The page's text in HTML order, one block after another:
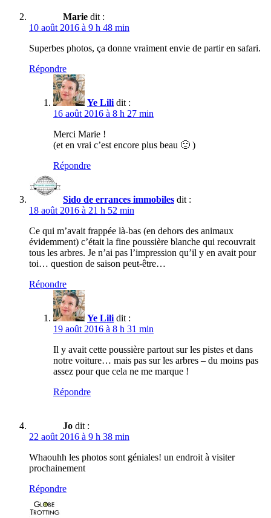
Marie dit :
10 août 2016 à 9 h 48 min
Superbes photos, ça donne vraiment envie de partir en safari.
Répondre
Ye Lili dit :
16 août 2016 à 8 h 27 min
Merci Marie !
(et en vrai c’est encore plus beau 🙂 )
Répondre
Sido de errances immobiles dit :
18 août 2016 à 21 h 52 min
Ce qui m’avait frappée là-bas (en dehors des animaux
évidemment) c’était la fine poussière blanche qui recouvrait
tous les arbres. Je n’ai pas l’impression qu’il y en avait pour
toi… question de saison peut-être…
Répondre
Ye Lili dit :
19 août 2016 à 8 h 31 min
Il y avait cette poussière partout sur les pistes et dans
notre voiture… mais pas sur les arbres – du moins pas
assez pour que cela ne me marque !
Répondre
Jo dit :
22 août 2016 à 9 h 38 min
Whaouhh les photos sont géniales! un endroit à visiter
prochainement
Répondre